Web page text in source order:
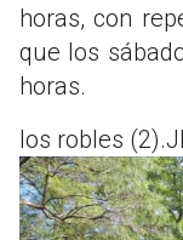
horas, con
que los
horas.
los robles